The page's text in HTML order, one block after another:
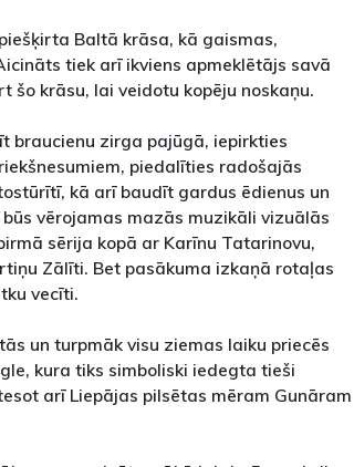
Baltā krāsa, kā gaismas,
tiek arī ikviens apmeklētājs savā
šo krāsu, lai veidotu kopēju noskaņu.
braucienu zirga pajūgā, iepirkties
piedalīties radošajās
kā arī baudīt gardus ēdienus un
vērojamas mazās muzikāli vizuālās
sērija kopā ar Karīnu Tatarinovu,
Zālīti. Bet pasākuma izkaņā rotaļas
vecīti.
un turpmāk visu ziemas laiku priecēs
kura tiks simboliski iedegta tieši
arī Liepājas pilsētas mēram Gunāram